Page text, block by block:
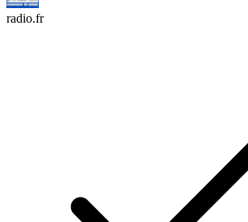
radio.fr